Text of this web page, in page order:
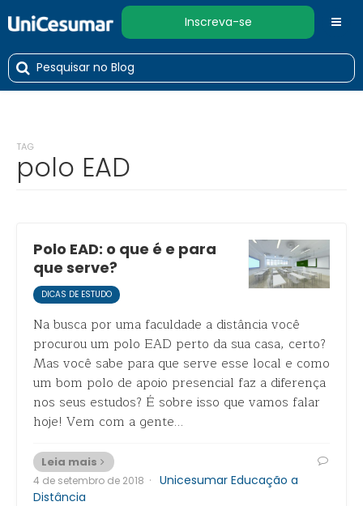
Inscreva-se
TAG
polo EAD
Polo EAD: o que é e para
que serve?
DICAS DE ESTUDO
Na busca por uma faculdade a distância você
procurou um polo EAD perto da sua casa, certo?
Mas você sabe para que serve esse local e como
um bom polo de apoio presencial faz a diferença
nos seus estudos? É sobre isso que vamos falar
hoje! Vem com a gente…
Leia mais
4 de setembro de 2018 · Unicesumar Educação a
Distância